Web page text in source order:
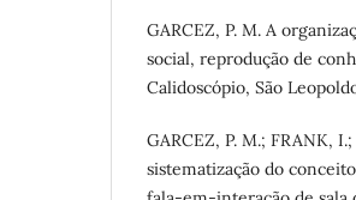
GARCEZ, P. M. A
social, reprodução de
Calidoscópio, São
GARCEZ, P. M.; FRANK,
sistematização do